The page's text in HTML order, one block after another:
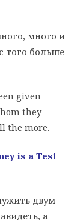
много и
того больше
given
they
the more.
is a Test
двум
а